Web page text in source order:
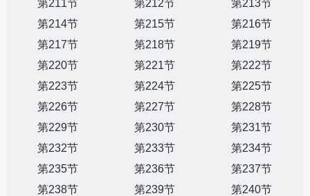
第211节
第212节
第213节
第214节
第215节
第216节
第217节
第218节
第219节
第220节
第221节
第222节
第223节
第224节
第225节
第226节
第227节
第228节
第229节
第230节
第231节
第232节
第233节
第234节
第235节
第236节
第237节
第238节
第239节
第240节